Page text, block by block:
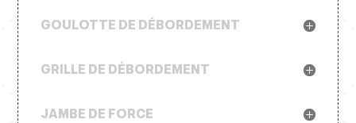
GOULOTTE DE DÉBORDEMENT
GRILLE DE DÉBORDEMENT
JAMBE DE FORCE